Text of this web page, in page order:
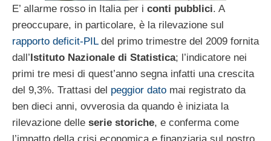
E’ allarme rosso in Italia per i conti pubblici. A
preoccupare, in particolare, è la rilevazione sul
rapporto deficit-PILdel primo trimestre del 2009 fornita
dall’Istituto Nazionale di Statistica; l’indicatore nei
primi tre mesi di quest’anno segna infatti una crescita
del 9,3%. Trattasi del peggior dato mai registrato da
ben dieci anni, ovverosia da quando è iniziata la
rilevazione delle serie storiche, e conferma come